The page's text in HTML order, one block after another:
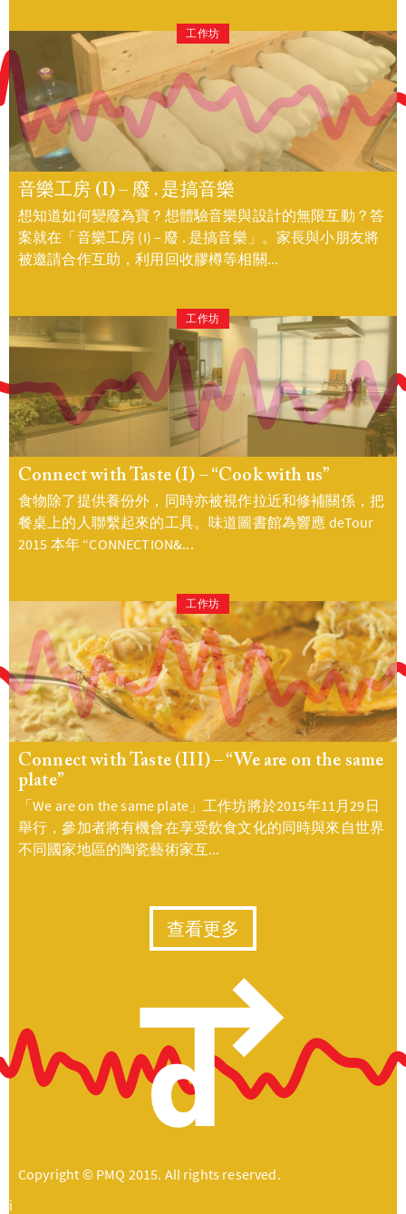
工作坊
音樂工房 (I) – 廢 . 是搞音樂
想知道如何變廢為寶？想體驗音樂與設計的無限互動？答
案就在「音樂工房 (I) – 廢 . 是搞音樂」。家長與小朋友將
被邀請合作互助，利用回收膠樽等相關...
工作坊
Connect with Taste (I) – “Cook with us”
食物除了提供養份外，同時亦被視作拉近和修補關係，把
餐桌上的人聯繫起來的工具。味道圖書館為響應 deTour
2015 本年 “CONNECTION&...
工作坊
Connect with Taste (III) – “We are on the same
plate”
「We are on the same plate」工作坊將於2015年11月29日
舉行，參加者將有機會在享受飲食文化的同時與來自世界
不同國家地區的陶瓷藝術家互...
查看更多
Copyright © PMQ 2015. All rights reserved.
i